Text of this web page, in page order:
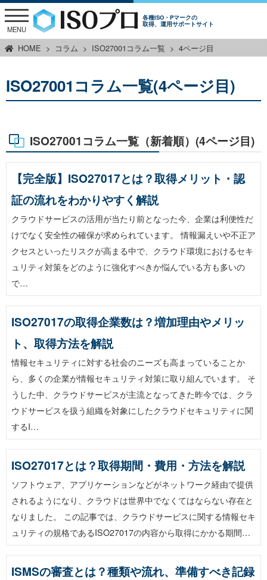
各種ISO・Pマークの
取得、運用サポートサイト
MENU
HOME コラム ISO27001コラム一覧 4ページ目
ISO27001コラム一覧(4ページ目)
ISO27001コラム一覧（新着順）(4ページ目)
【完全版】ISO27017とは？取得メリット・認
証の流れをわかりやすく解説
クラウドサービスの活用が当たり前となった今、企業は利便性だ
けでなく安全性の確保が求められています。 情報漏えいや不正ア
クセスといったリスクが高まる中で、クラウド環境におけるセキ
ュリティ対策をどのように強化すべきか悩んでいる方も多いの
で…
ISO27017の取得企業数は？増加理由やメリッ
ト、取得方法を解説
情報セキュリティに対する社会のニーズも高まっていることか
ら、多くの企業が情報セキュリティ対策に取り組んでいます。 そ
うした中、クラウドサービスが主流となってきた昨今では、クラ
ウドサービスを扱う組織を対象にしたクラウドセキュリティに関
するI…
ISO27017とは？取得期間・費用・方法を解説
ソフトウェア、アプリケーションなどがネットワーク経由で提供
されるようになり、クラウドは世界中でなくてはならない存在と
なりました。 この記事では、クラウドサービスに関する情報セキ
ュリティの規格であるISO27017の内容から取得にかかる期間…
ISMSの審査とは？種類や流れ、準備すべき記録